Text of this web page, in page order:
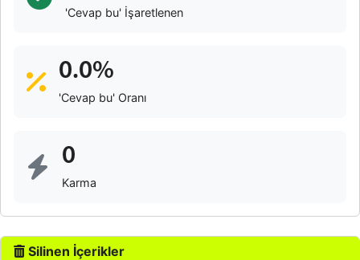
'Cevap bu' İşaretlenen
0.0%
'Cevap bu' Oranı
0
Karma
Silinen İçerikler